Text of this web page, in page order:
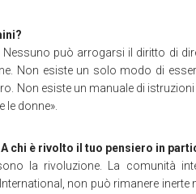
può arrogarsi il diritto di
Non esiste un solo modo di
Non esiste un manuale di
le donne».
chi è rivolto il tuo pensiero in
la rivoluzione. La comunità
non può rimanere